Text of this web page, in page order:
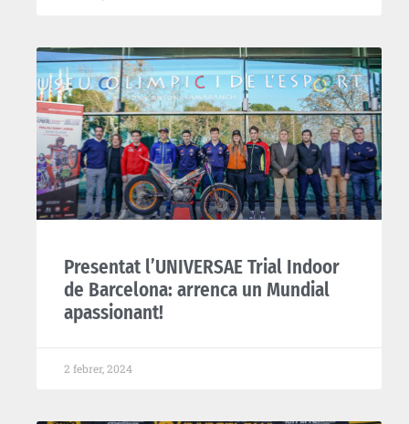
Presentat l’UNIVERSAE Trial Indoor
de Barcelona: arrenca un Mundial
apassionant!
2 febrer, 2024